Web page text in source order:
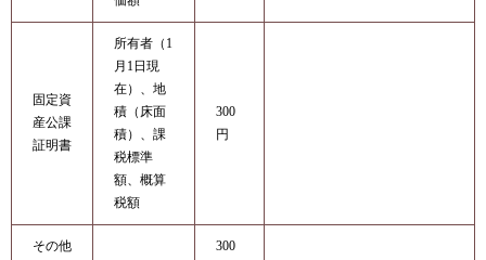
固定資
産公課
証明書
所有者（1
月1日現
在）、地
積（床面
積）、課
税標準
額、概算
税額
300
円
その他
300